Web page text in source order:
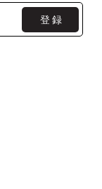
登録